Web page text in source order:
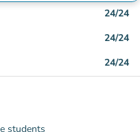
24/24
24/24
24/24
students